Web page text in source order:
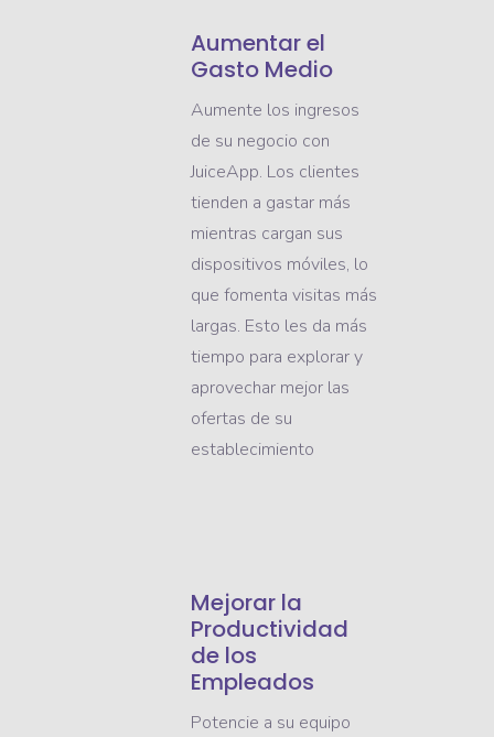
Aumentar el
Gasto Medio
Aumente los ingresos
de su negocio con
JuiceApp. Los clientes
tienden a gastar más
mientras cargan sus
dispositivos móviles, lo
que fomenta visitas más
largas. Esto les da más
tiempo para explorar y
aprovechar mejor las
ofertas de su
establecimiento
Mejorar la
Productividad
de los
Empleados
Potencie a su equipo